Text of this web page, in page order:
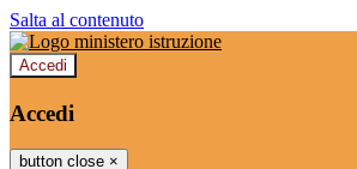
Salta al contenuto
Accedi
Accedi
button close ×